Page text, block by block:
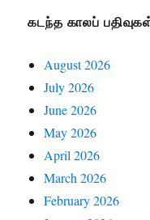
கடந்த காலப்
August 2026
July 2026
June 2026
May 2026
April 2026
March 2026
February 2026